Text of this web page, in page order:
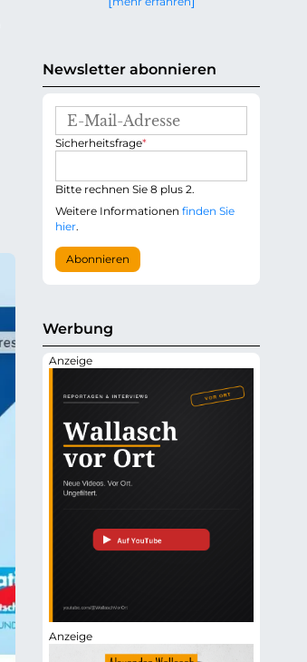
Newsletter abonnieren
M
l
-
A
r
e
P
i
c
h
t
f
e
Sicherheitsfrage*
Bitte rechnen Sie 8 plus 2.
Weitere Informationen finden Sie
hier.
Abonnieren
Werbung